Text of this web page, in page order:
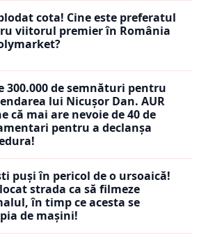
cota! Cine este preferatul
viitorul premier în România
300.000 de semnături pentru
lui Nicușor Dan. AUR
că mai are nevoie de 40 de
pentru a declanșa
puși în pericol de o ursoaică!
strada ca să filmeze
în timp ce acesta se
de mașini!